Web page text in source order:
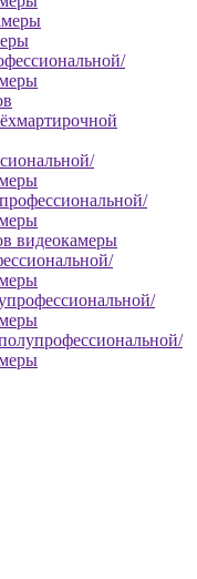
видеокамеры